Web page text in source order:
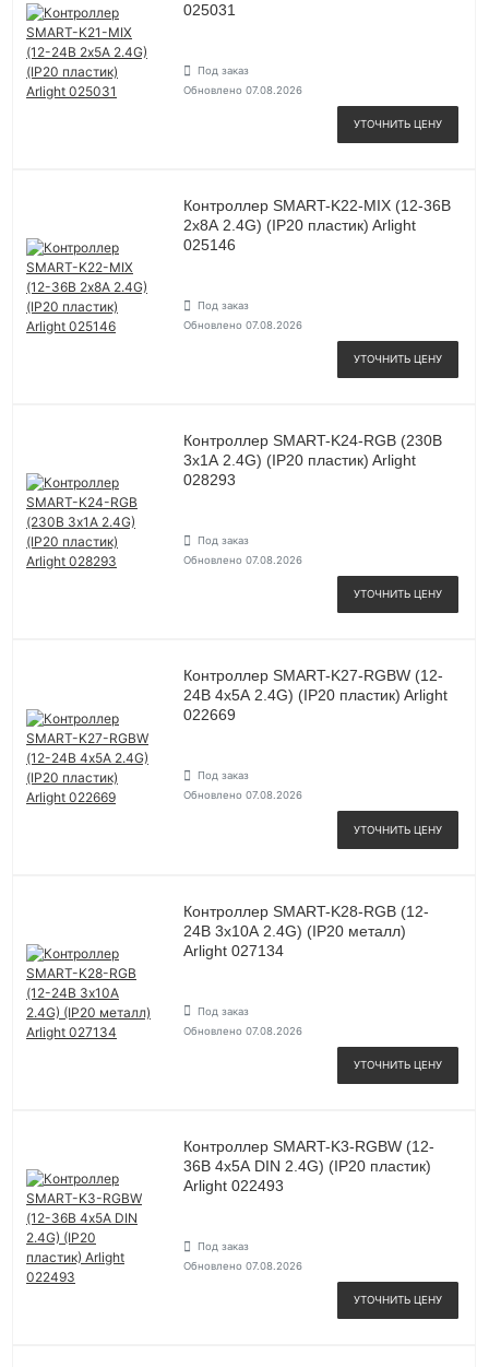
025031
Под заказ
Обновлено 07.08.2026
УТОЧНИТЬ ЦЕНУ
Контроллер SMART-K22-MIX (12-36В
2х8А 2.4G) (IP20 пластик) Arlight
025146
Под заказ
Обновлено 07.08.2026
УТОЧНИТЬ ЦЕНУ
Контроллер SMART-K24-RGB (230В
3х1А 2.4G) (IP20 пластик) Arlight
028293
Под заказ
Обновлено 07.08.2026
УТОЧНИТЬ ЦЕНУ
Контроллер SMART-K27-RGBW (12-
24В 4х5А 2.4G) (IP20 пластик) Arlight
022669
Под заказ
Обновлено 07.08.2026
УТОЧНИТЬ ЦЕНУ
Контроллер SMART-K28-RGB (12-
24В 3х10А 2.4G) (IP20 металл)
Arlight 027134
Под заказ
Обновлено 07.08.2026
УТОЧНИТЬ ЦЕНУ
Контроллер SMART-K3-RGBW (12-
36В 4х5А DIN 2.4G) (IP20 пластик)
Arlight 022493
Под заказ
Обновлено 07.08.2026
УТОЧНИТЬ ЦЕНУ